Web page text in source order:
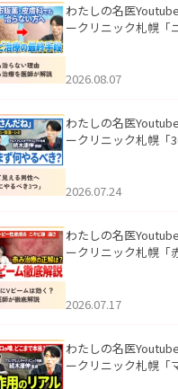
わたしの名医
ークリニック札幌「
ました。
2026.08.07
わたしの名医
ークリニック札幌「
た。
2026.07.24
わたしの名医
ークリニック札幌「
した。
2026.07.17
わたしの名医
ークリニック札幌「